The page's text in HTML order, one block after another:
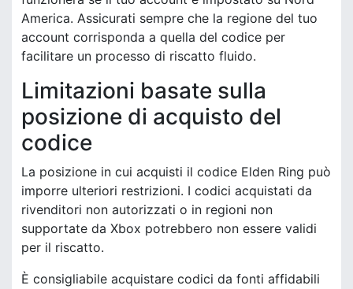
America. Assicurati sempre che la regione del tuo
account corrisponda a quella del codice per
facilitare un processo di riscatto fluido.
Limitazioni basate sulla
posizione di acquisto del
codice
La posizione in cui acquisti il codice Elden Ring può
imporre ulteriori restrizioni. I codici acquistati da
rivenditori non autorizzati o in regioni non
supportate da Xbox potrebbero non essere validi
per il riscatto.
È consigliabile acquistare codici da fonti affidabili